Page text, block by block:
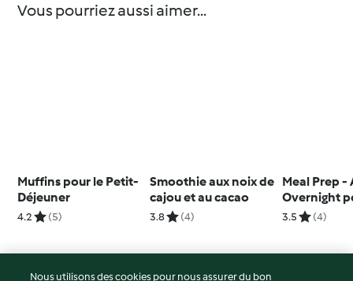
Vous pourriez aussi aimer...
Muffins pour le Petit-
Déjeuner
4.2 (5)
Smoothie aux noix de
cajou et au cacao
3.8 (4)
Meal Prep -
Overnight
smoothie
3.5 (4)
Nous utilisons des cookies pour nous assurer du bon